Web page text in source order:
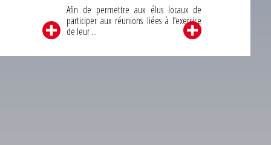
Afin de permettre aux élus locaux de
participer aux réunions liées à l’exercice
de leur ...